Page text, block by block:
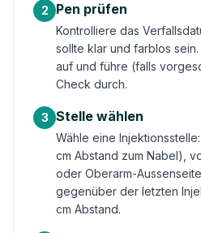
2 Pen prüfen
Kontrolliere das
sollte klar und farblos
auf und führe (falls
Check durch.
3 Stelle wählen
Wähle eine
cm Abstand zum Nabel),
oder Oberarm-
gegenüber der letzten
cm Abstand.